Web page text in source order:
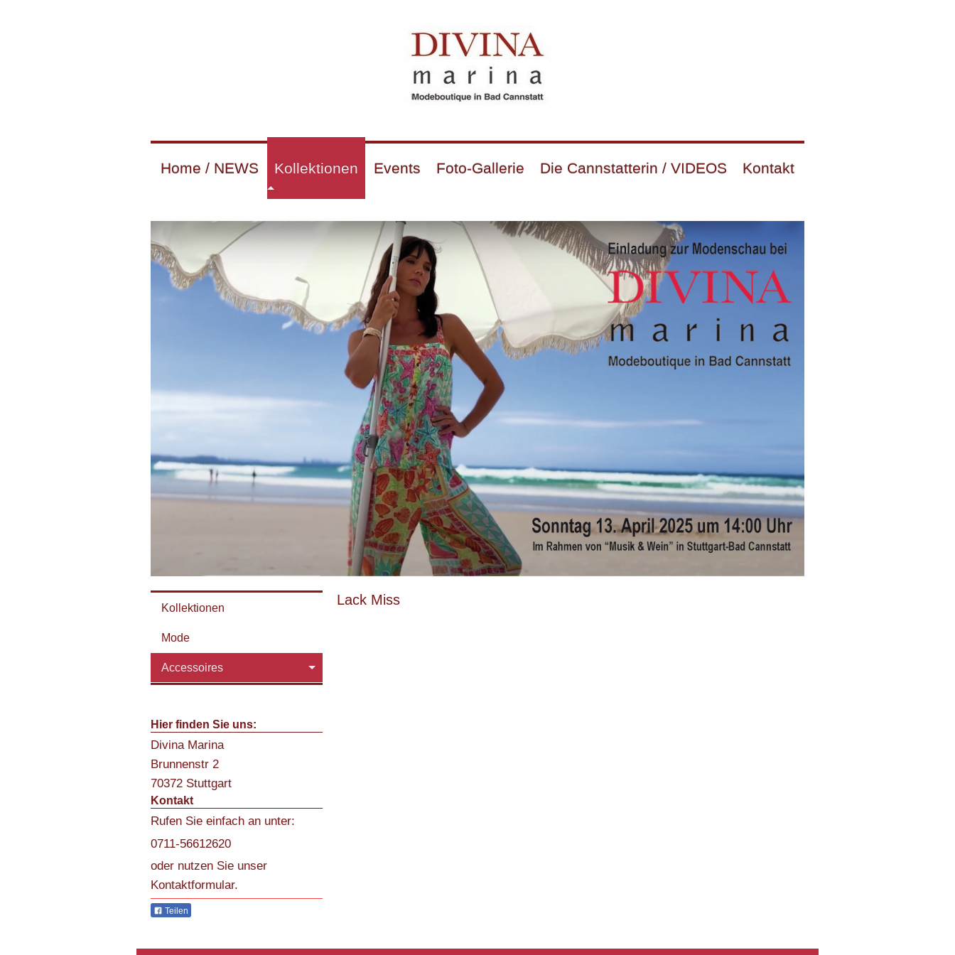
Home / NEWS Kollektionen Events Foto-Gallerie Die Cannstatterin / VIDEOS Kontakt
Lack Miss
Kollektionen
Mode
Accessoires
Hier finden Sie uns:
Divina Marina
Brunnenstr 2
70372 Stuttgart
Kontakt
Rufen Sie einfach an unter:
0711-56612620
oder nutzen Sie unser
Kontaktformular.
Teilen